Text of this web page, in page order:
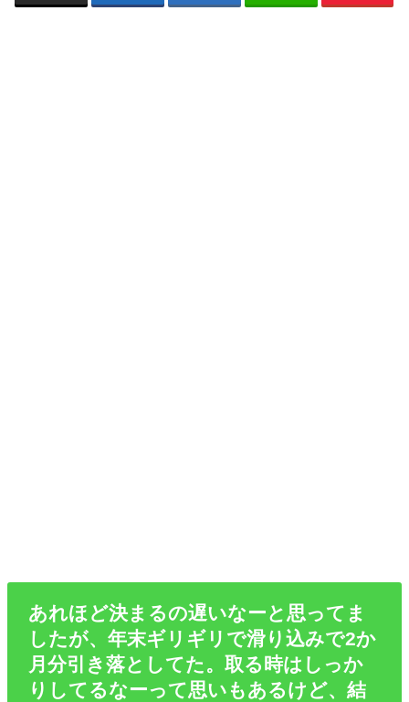
あれほど決まるの遅いなーと思ってま
したが、年末ギリギリで滑り込みで2か
月分引き落としてた。取る時はしっか
りしてるなーって思いもあるけど、結